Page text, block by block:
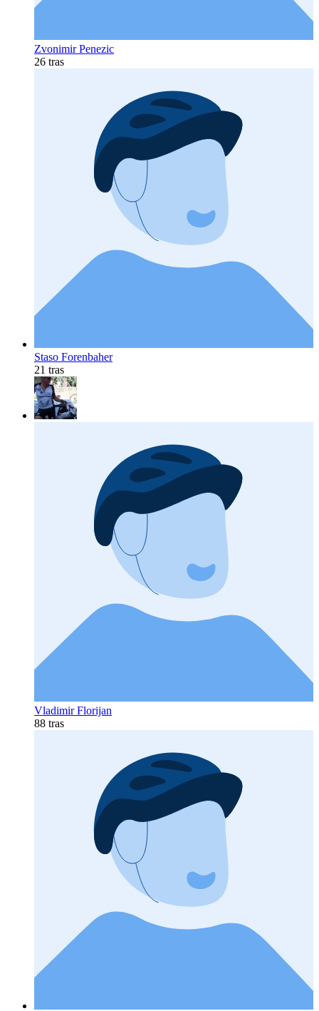
Zvonimir Penezic
26 tras
Staso Forenbaher
21 tras
Vladimir Florijan
88 tras